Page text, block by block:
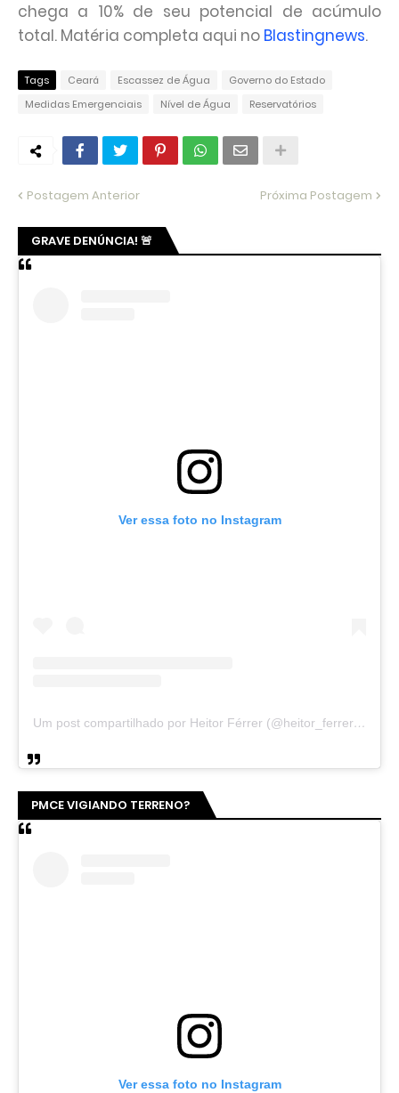
chega a 10% de seu potencial de acúmulo
total. Matéria completa aqui no Blastingnews.
Tags Ceará Escassez de Água
Governo do Estado
Medidas Emergenciais
Nível de Água Reservatórios
Postagem Anterior Próxima Postagem
GRAVE DENÚNCIA! 🚨
Ver essa foto no Instagram
Um post compartilhado por Heitor Férrer (@heitor_ferrer77)
PMCE VIGIANDO TERRENO?
Ver essa foto no Instagram